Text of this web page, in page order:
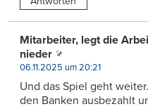
Mitarbeiter, legt die
nieder
06.11.2025 um 20:21
Und das Spiel geht
den Banken ausbezahlt